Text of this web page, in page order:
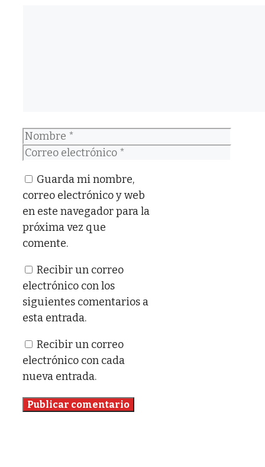
Nombre
Correo
Guarda mi nombre,
correo electrónico y web
en este navegador para la
próxima vez que
comente.
Recibir un correo
electrónico con los
siguientes comentarios a
esta entrada.
Recibir un correo
electrónico con cada
nueva entrada.